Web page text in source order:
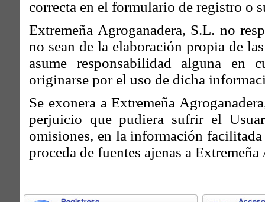
correcta en el formulario de registro o
Extremeña Agroganadera, S.L. no
no sean de la elaboración propia de
asume responsabilidad alguna en
originarse por el uso de dicha
Se exonera a Extremeña
perjuicio que pudiera sufrir el
omisiones, en la información
proceda de fuentes ajenas a